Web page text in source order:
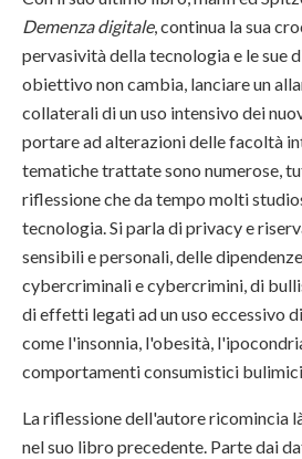
Demenza digitale, continua la sua
pervasività della tecnologia e le sue
obiettivo non cambia, lanciare un
collaterali di un uso intensivo dei
portare ad alterazioni delle facoltà
tematiche trattate sono numerose,
riflessione che da tempo molti
tecnologia. Si parla di privacy e
sensibili e personali, delle
cybercriminali e cybercrimini, di
di effetti legati ad un uso eccessivo
come l'insonnia, l'obesità,
comportamenti consumistici
La riflessione dell'autore ricomincia
nel suo libro precedente. Parte dai